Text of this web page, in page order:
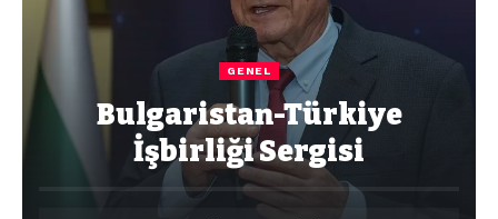
GENEL
Bulgaristan-Türkiye
İşbirliği Sergisi